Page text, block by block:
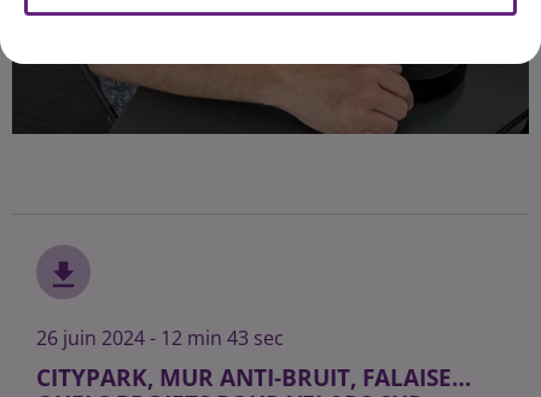
26 juin 2024 - 12 min 43 sec
CITYPARK, MUR ANTI-BRUIT, FALAISE…